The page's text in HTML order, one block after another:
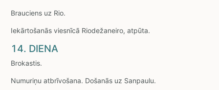
Brauciens uz Rio.
Iekārtošanās viesnīcā Riodežaneiro, atpūta.
14. DIENA
Brokastis.
Numuriņu atbrīvošana. Došanās uz Sanpaulu.